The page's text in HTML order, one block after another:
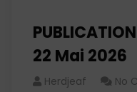
22 Mai 2026
Herdjeaf No